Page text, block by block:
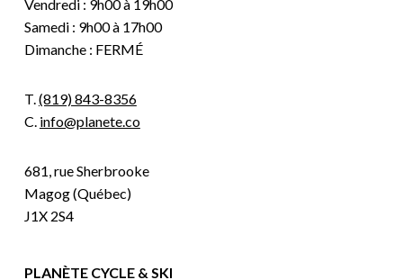
Vendredi : 9h00 à 19h00
Samedi : 9h00 à 17h00
Dimanche : FERMÉ
T.(819) 843-8356
C. info@planete.co
681, rue Sherbrooke
Magog (Québec)
J1X 2S4
PLANÈTE CYCLE & SKI